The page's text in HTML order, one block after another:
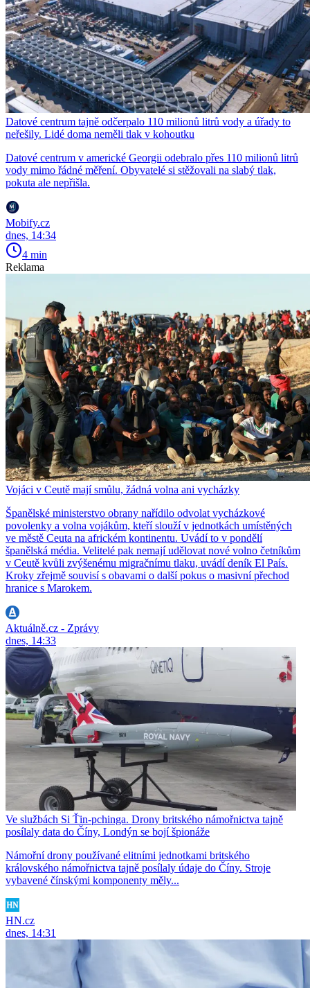
Datové centrum tajně odčerpalo 110 milionů litrů vody a úřady to
neřešily. Lidé doma neměli tlak v kohoutku
Datové centrum v americké Georgii odebralo přes 110 milionů litrů
vody mimo řádné měření. Obyvatelé si stěžovali na slabý tlak,
pokuta ale nepřišla.
Mobify.cz
dnes, 14:34
4 min
Reklama
Vojáci v Ceutě mají smůlu, žádná volna ani vycházky
Španělské ministerstvo obrany nařídilo odvolat vycházkové
povolenky a volna vojákům, kteří slouží v jednotkách umístěných
ve městě Ceuta na africkém kontinentu. Uvádí to v pondělí
španělská média. Velitelé pak nemají udělovat nové volno četníkům
v Ceutě kvůli zvýšenému migračnímu tlaku, uvádí deník El País.
Kroky zřejmě souvisí s obavami o další pokus o masivní přechod
hranice s Marokem.
Aktuálně.cz - Zprávy
dnes, 14:33
Ve službách Si Ťin-pchinga. Drony britského námořnictva tajně
posílaly data do Číny, Londýn se bojí špionáže
Námořní drony používané elitními jednotkami britského
královského námořnictva tajně posílaly údaje do Číny. Stroje
vybavené čínskými komponenty měly...
HN.cz
dnes, 14:31